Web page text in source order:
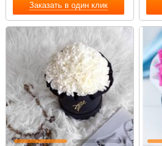
Заказать в один клик